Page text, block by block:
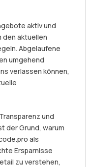
aktiv und
den aktuellen
Abgelaufene
umgehend
verlassen können,
und
der Grund, warum
als
Ersparnisse
zu verstehen,